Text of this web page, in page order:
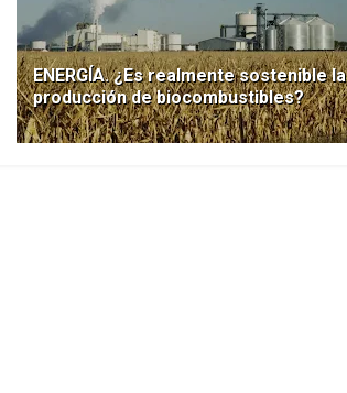
ENERGÍA. ¿Es realmente sostenible la
producción de biocombustibles?